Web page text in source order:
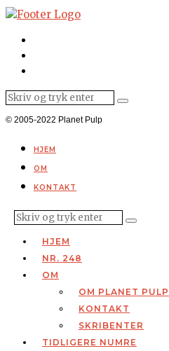
© 2005-2022 Planet Pulp
HJEM
OM
KONTAKT
HJEM
NR. 248
OM
OM PLANET PULP
KONTAKT
SKRIBENTER
TIDLIGERE NUMRE